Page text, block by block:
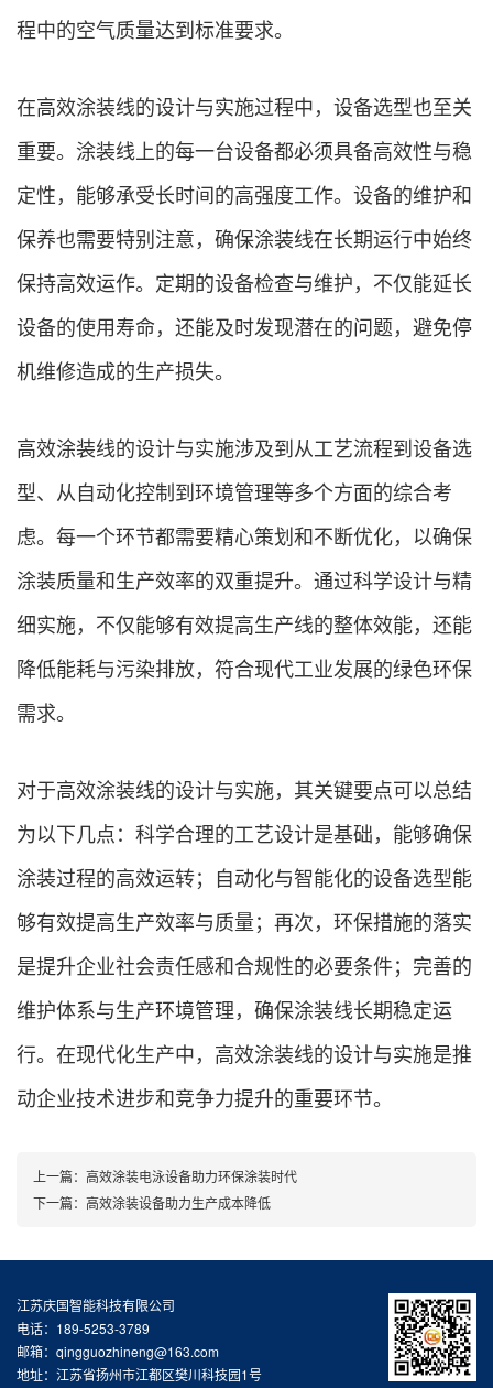
程中的空气质量达到标准要求。
在高效涂装线的设计与实施过程中，设备选型也至关
重要。涂装线上的每一台设备都必须具备高效性与稳
定性，能够承受长时间的高强度工作。设备的维护和
保养也需要特别注意，确保涂装线在长期运行中始终
保持高效运作。定期的设备检查与维护，不仅能延长
设备的使用寿命，还能及时发现潜在的问题，避免停
机维修造成的生产损失。
高效涂装线的设计与实施涉及到从工艺流程到设备选
型、从自动化控制到环境管理等多个方面的综合考
虑。每一个环节都需要精心策划和不断优化，以确保
涂装质量和生产效率的双重提升。通过科学设计与精
细实施，不仅能够有效提高生产线的整体效能，还能
降低能耗与污染排放，符合现代工业发展的绿色环保
需求。
对于高效涂装线的设计与实施，其关键要点可以总结
为以下几点：科学合理的工艺设计是基础，能够确保
涂装过程的高效运转；自动化与智能化的设备选型能
够有效提高生产效率与质量；再次，环保措施的落实
是提升企业社会责任感和合规性的必要条件；完善的
维护体系与生产环境管理，确保涂装线长期稳定运
行。在现代化生产中，高效涂装线的设计与实施是推
动企业技术进步和竞争力提升的重要环节。
上一篇： 高效涂装电泳设备助力环保涂装时代
下一篇： 高效涂装设备助力生产成本降低
江苏庆国智能科技有限公司
电话：189-5253-3789
邮箱：qingguozhineng@163.com
地址：江苏省扬州市江都区樊川科技园1号